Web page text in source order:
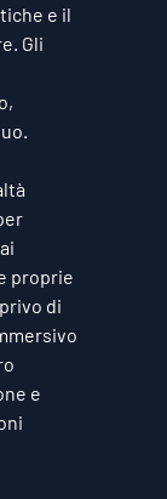
e il
Gli
proprie
di
e